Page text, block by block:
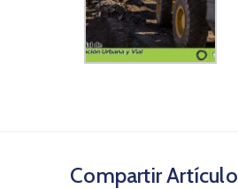
Compartir Artículo